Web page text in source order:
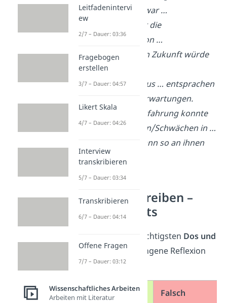
Weniger positiv war …
Im Rückblick war die
Durchführung von …
problematisch. In Zukunft würde
ich eher …
Die Ergebnisse aus … entsprachen
(nicht) meinen Erwartungen.
Durch die Lernerfahrung konnte
ich meine Stärken/Schwächen in …
erkennen und kann so an ihnen
arbeiten.
Reflexion schreiben –
Dos und Don’ts
Schau dir hier die wichtigsten Dos und
Don’tsfür eine gelungene Reflexion
an:
Richtig Falsch
Leitfadenintervi
ew
2/7 – Dauer: 03:36
Fragebogen
erstellen
3/7 – Dauer: 04:57
Likert Skala
4/7 – Dauer: 04:26
Interview
transkribieren
5/7 – Dauer: 03:34
Transkribieren
6/7 – Dauer: 04:14
Offene Fragen
7/7 – Dauer: 03:12
Wissenschaftliches Arbeiten
Arbeiten mit Literatur